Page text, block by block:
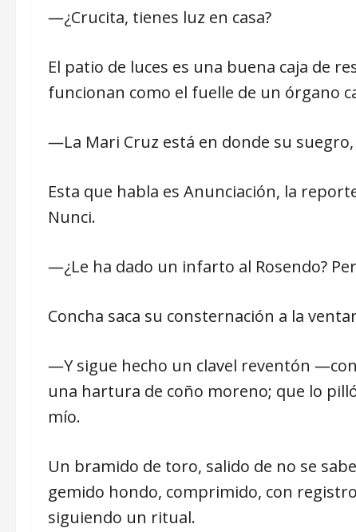
―¿Crucita, tienes luz en casa?
El patio de luces es una buena caja de
funcionan como el fuelle de un órgano
―La Mari Cruz está en donde su
Esta que habla es Anunciación, la
Nunci.
―¿Le ha dado un infarto al Rosendo?
Concha saca su consternación a la
―Y sigue hecho un clavel reventón
una hartura de coño moreno; que lo
mío.
Un bramido de toro, salido de no se
gemido hondo, comprimido, con
siguiendo un ritual.